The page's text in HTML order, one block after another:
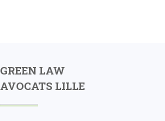
GREEN LAW
AVOCATS LILLE